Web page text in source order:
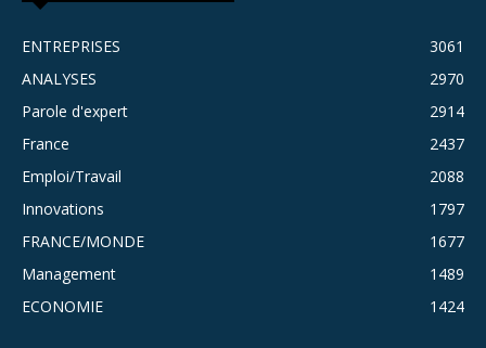
ENTREPRISES
3061
ANALYSES
2970
Parole d'expert
2914
France
2437
Emploi/Travail
2088
Innovations
1797
FRANCE/MONDE
1677
Management
1489
ECONOMIE
1424